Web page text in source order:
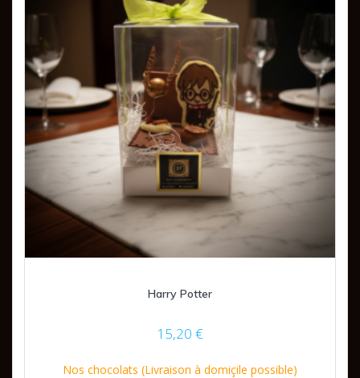
Harry Potter
15,20 €
Nos chocolats (Livraison à domiçile possible)